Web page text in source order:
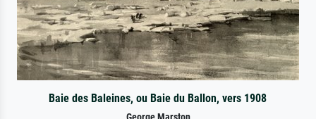
Baie des Baleines, ou Baie du Ballon, vers 1908